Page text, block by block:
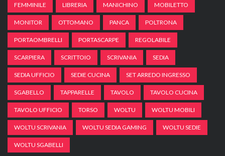
FEMMINILE LIBRERIA MANICHINO MOBILETTO
MONITOR OTTOMANO PANCA POLTRONA
PORTAOMBRELLI PORTASCARPE REGOLABILE
SCARPIERA SCRITTOIO SCRIVANIA SEDIA
SEDIA UFFICIO SEDIE CUCINA SET ARREDO INGRESSO
SGABELLO TAPPARELLE TAVOLO TAVOLO CUCINA
TAVOLO UFFICIO TORSO WOLTU WOLTU MOBILI
WOLTU SCRIVANIA WOLTU SEDIA GAMING WOLTU SEDIE
WOLTU SGABELLI